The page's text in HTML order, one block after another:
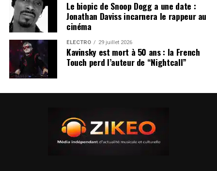
Le biopic de Snoop Dogg a une date :
Jonathan Daviss incarnera le rappeur au
cinéma
ÉLECTRO 29 juillet 2026
Kavinsky est mort à 50 ans : la French
Touch perd l’auteur de “Nightcall”